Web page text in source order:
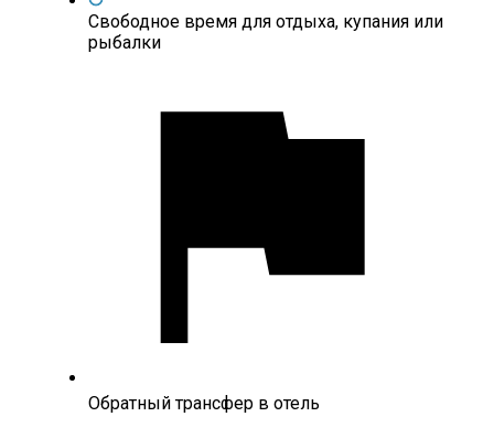
Свободное время для отдыха, купания или
рыбалки
Обратный трансфер в отель